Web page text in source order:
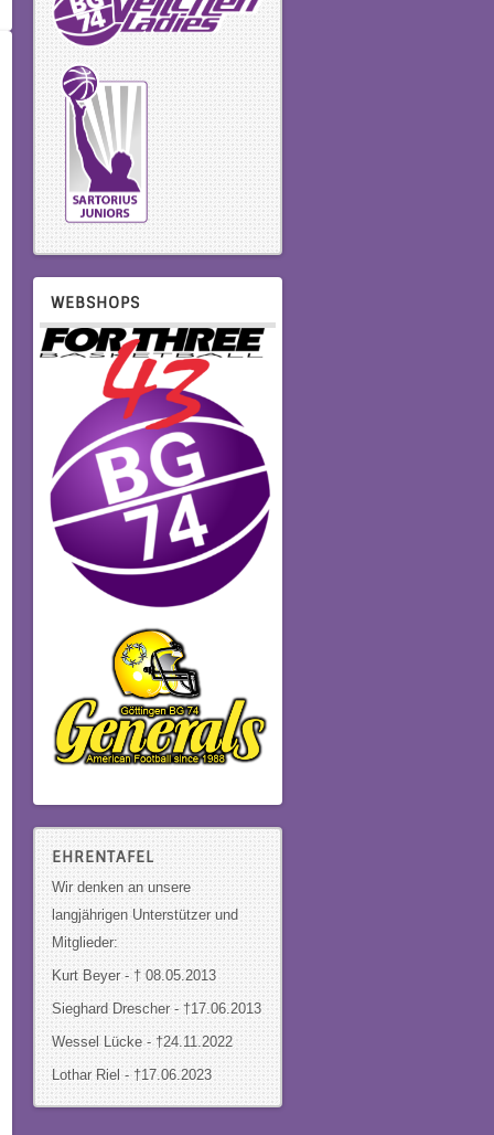
WEBSHOPS
EHRENTAFEL
Wir denken an unsere
langjährigen Unterstützer und
Mitglieder:
Kurt Beyer - † 08.05.2013
Sieghard Drescher- †17.06.2013
Wessel Lücke - †24.11.2022
Lothar Riel - †17.06.2023